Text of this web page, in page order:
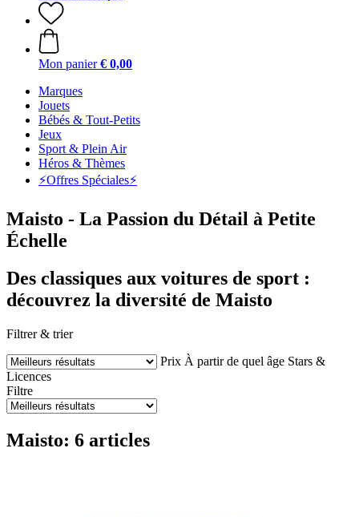
Mon panier € 0,00
Marques
Jouets
Bébés & Tout-Petits
Jeux
Sport & Plein Air
Héros & Thèmes
⚡️Offres Spéciales⚡️
Maisto - La Passion du Détail à Petite
Échelle
Des classiques aux voitures de sport :
découvrez la diversité de Maisto
Filtrer & trier
Prix À partir de quel âge Stars &
Licences
Filtre
Maisto: 6 articles